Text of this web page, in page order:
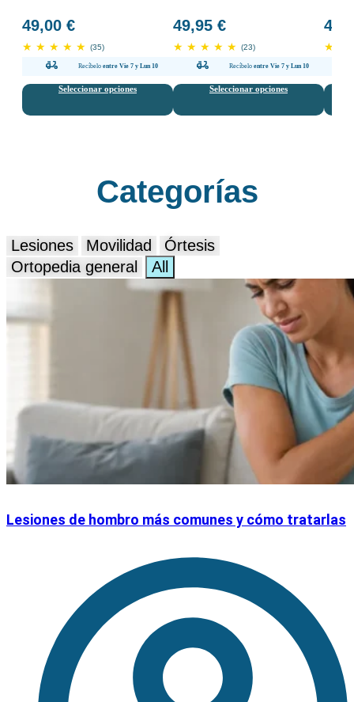
49,00 €
★ ★ ★ ★ ★ (35)
Recíbelo entre Vie 7 y Lun 10
Seleccionar opciones
49,95 €
★ ★ ★ ★ ★ (23)
Recíbelo entre Vie 7 y Lun 10
Seleccionar opciones
★
Categorías
Lesiones Movilidad
Órtesis
Ortopedia general
All
Lesiones de hombro más comunes y cómo tratarlas